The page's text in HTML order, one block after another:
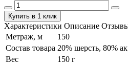
Купить в 1 клик
Характеристики Описание
Метраж, м
150
Состав товара 20% шерсть, 80%
Вес
150 г